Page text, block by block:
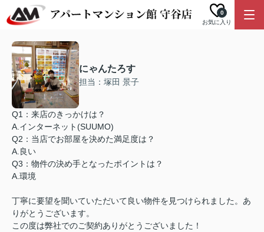
お気に入り
0
にゃんたろす
担当：塚田 景子
Q1：来店のきっかけは？
A.インターネット(SUUMO)
Q2：当店でお部屋を決めた満足度は？
A.良い
Q3：物件の決め手となったポイントは？
A.環境
丁寧に要望を聞いていただいて良い物件を見つけられました。あ
りがとうございます。
この度は弊社でのご契約ありがとうございました！